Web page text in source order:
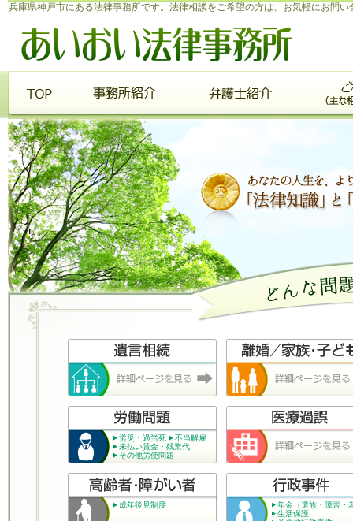
兵庫県神戸市にある法律事務所です。法律相談をご希望の方は、お気軽にお問い
労災・過労死
不当解雇
未払い賃金・残業代
その他労使問題
成年後見制度
年金（遺族・障害・
生活保護